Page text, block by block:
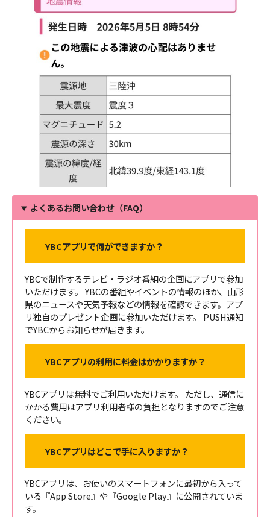
よくあるお問い合わせ（FAQ）
YBCアプリで何ができますか？
YBCで制作するテレビ・ラジオ番組の企画にアプリで参加
いただけます。 YBCの番組やイベントの情報のほか、山形
県のニュースや天気予報などの情報を確認できます。アプ
リ独自のプレゼント企画に参加いただけます。 PUSH通知
でYBCからお知らせが届きます。
YBCアプリの利用に料金はかかりますか？
YBCアプリは無料でご利用いただけます。 ただし、通信に
かかる費用はアプリ利用者様の負担となりますのでご注意
ください。
YBCアプリはどこで手に入りますか？
YBCアプリは、お使いのスマートフォンに最初から入って
いる『App Store』や『Google Play』に公開されていま
す。